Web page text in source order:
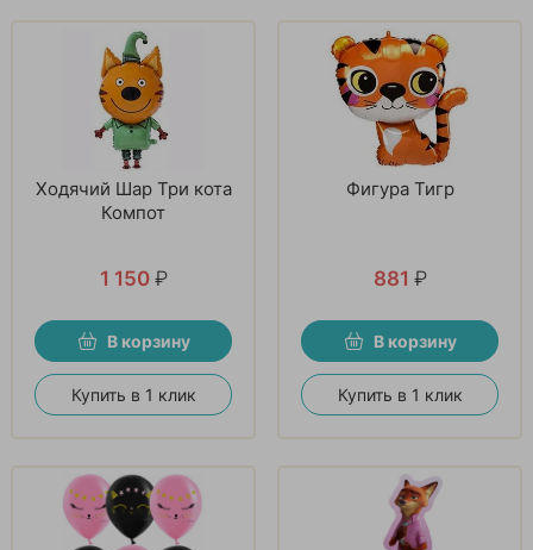
Ходячий Шар Три кота
Компот
1 150 ₽
В корзину
Купить в 1 клик
Фигура Тигр
881 ₽
В корзину
Купить в 1 клик